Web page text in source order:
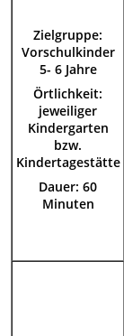
Zielgruppe:
Vorschulkinder
5- 6 Jahre
Örtlichkeit:
jeweiliger
Kindergarten
bzw.
Kindertagestätte
Dauer: 60
Minuten